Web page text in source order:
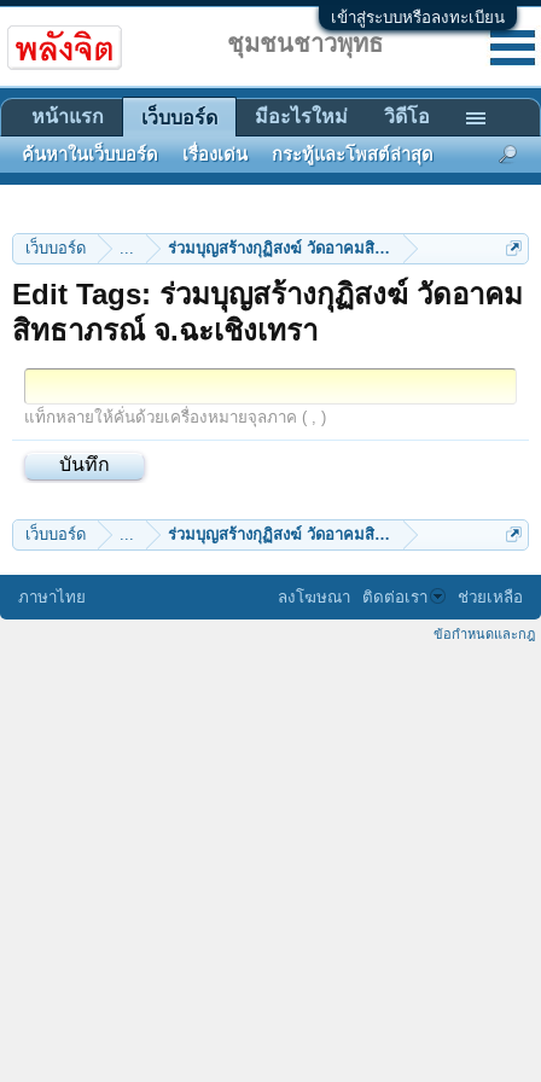
เข้าสู่ระบบหรือลงทะเบียน
เว็บบอร์ด ... ร่วมบุญสร้างกุฏิสงฆ์ วัดอาคมสิทธาภรณ์ จ.ฉะเชิงเทรา
Edit Tags: ร่วมบุญสร้างกุฏิสงฆ์ วัดอาคม
สิทธาภรณ์ จ.ฉะเชิงเทรา
แท็กหลายให้คั่นด้วยเครื่องหมายจุลภาค ( , )
เว็บบอร์ด ... ร่วมบุญสร้างกุฏิสงฆ์ วัดอาคมสิทธาภรณ์ จ.ฉะเชิงเทรา
ชุมชนชาวพุทธ
หน้าแรก เว็บบอร์ด
ค้นหาในเว็บบอร์ด เรื่องเด่น กระทู้และโพสต์ล่าสุด
มีอะไรใหม่ วิดีโอ
ภาษาไทย ลงโฆษณา ติดต่อเรา ช่วยเหลือ
ข้อกำหนดและกฎ